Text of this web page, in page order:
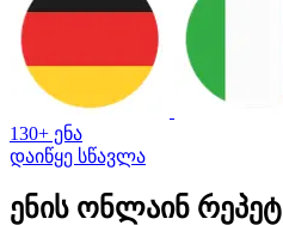
130+ ენა
დაიწყე სწავლა
ენის ონლაინ